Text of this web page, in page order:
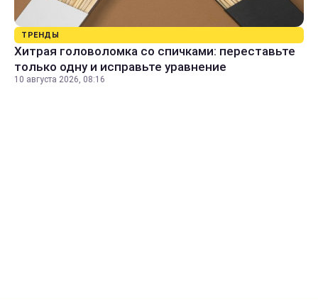
ТРЕНДЫ
Хитрая головоломка со спичками: переставьте
только одну и исправьте уравнение
10 августа 2026, 08:16